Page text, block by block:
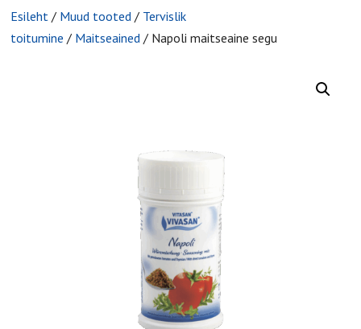
Esileht / Muud tooted / Tervislik
toitumine / Maitseained / Napoli maitseaine segu